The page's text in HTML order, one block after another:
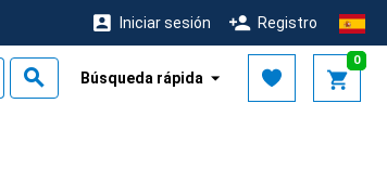
Iniciar sesión Registro
0
Búsqueda rápida